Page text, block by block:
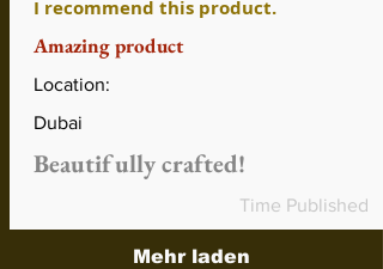
I recommend this product.
Amazing product
Location:
Dubai
Beautifully crafted!
Time Published
Mehr laden